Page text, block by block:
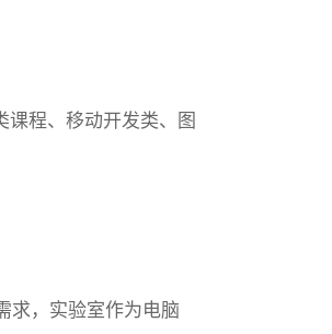
程、移动开发类、图
求，实验室作为电脑